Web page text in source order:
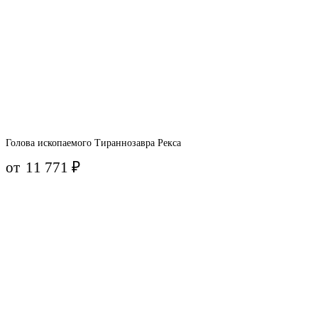
Голова ископаемого Тираннозавра Рекса
от 11 771₽